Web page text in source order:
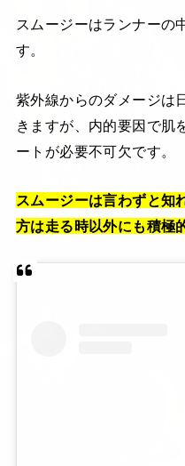
スムージーはランナーの
す。
紫外線からのダメージは
きますが、内的要因で肌
ートが必要不可欠です。
スムージーは言わずと知
方は走る時以外にも積極